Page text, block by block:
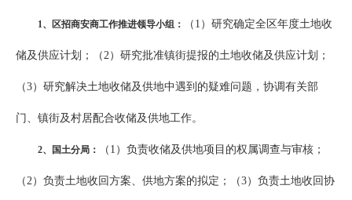
1、区招商安商工作推进领导小组： （1）研究确定全区年度土地收
储及供应计划；（2）研究批准镇街提报的土地收储及供应计划；
（3）研究解决土地收储及供地中遇到的疑难问题，协调有关部
门、镇街及村居配合收储及供地工作。
2、国土分局： （1）负责收储及供地项目的权属调查与审核；
（2）负责土地收回方案、供地方案的拟定；（3）负责土地收回协